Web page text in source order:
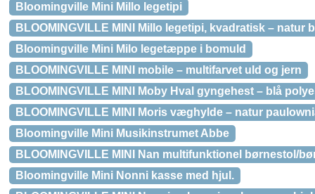
Bloomingville Mini Millo legetipi
BLOOMINGVILLE MINI Millo legetipi, kvadratisk – natur
Bloomingville Mini Milo legetæppe i bomuld
BLOOMINGVILLE MINI mobile – multifarvet uld og jern
BLOOMINGVILLE MINI Moby Hval gyngehest – blå
BLOOMINGVILLE MINI Moris væghylde – natur
Bloomingville Mini Musikinstrumet Abbe
BLOOMINGVILLE MINI Nan multifunktionel børnestol/
Bloomingville Mini Nonni kasse med hjul.